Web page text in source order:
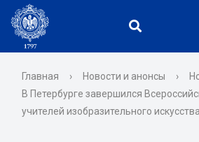
Главная › Новости и анонсы ›
В Петербурге завершился
учителей изобразительного искусства